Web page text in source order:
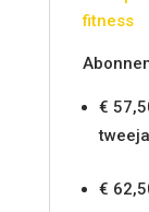
fitness
€
€